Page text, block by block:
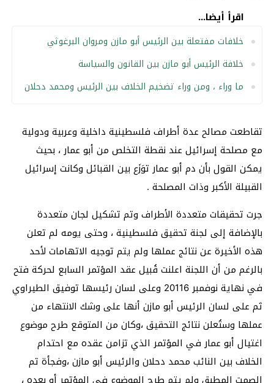
اقرأ أيضا...
خلافات مفتعلة بين الرئيس أبو مازن ومروان البرغوثي
خلافة الرئيس أبو مازن بين القانون والسياسة
ما وراء ، ومن وراء تضخيم الخلاف بين الرئيس ومحمد دحلان
تقاطعت مصالح عدة أطراف فلسطينية داخلية وعربية ودولية
مع مصلحة إسرائيل عند نقطة التخلص من أبو عمار ، بحيث
يمكن القول بأن دم أبو عمار توَزَع بين القبائل وكانت إسرائيل
القبيلة الأكبر وذات المصلحة .
جرت تحقيقات متعددة الأطراف وتم تشكيل لجان متعددة
بالإضافة إلى لجنة تحقيق فلسطينية ، وحتى يومه لم تعلن
هذه الأخيرة عن نتائج عملها ولم يتم توجيه الاتهامات لأحد
بالرغم من أن اللجنة اعلنت قُبيل عقد المؤتمر السابع لحركة فتح
في نهاية نوفمبر 20116 وعلى لسان رئيسها توفيق الطيراوي
ثم على لسان الرئيس أبو مازن أنها على وشك الانتهاء من
عملها وستُعلن نتائج التحقيق ،وكان من المتوقع طرح موضوع
اغتيال أبو عمار في المؤتمر الذي تزامن عقده مع احتدام
الخلاف بين النائب محمد دحلان والرئيس أبو مازن ،وفجأة تم